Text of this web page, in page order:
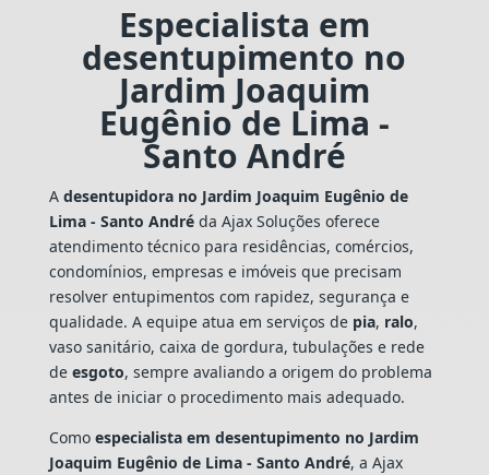
Especialista em
desentupimento no
Jardim Joaquim
Eugênio de Lima -
Santo André
A desentupidora no Jardim Joaquim Eugênio de
Lima - Santo Andréda Ajax Soluções oferece
atendimento técnico para residências, comércios,
condomínios, empresas e imóveis que precisam
resolver entupimentos com rapidez, segurança e
qualidade. A equipe atua em serviços de pia, ralo,
vaso sanitário, caixa de gordura, tubulações e rede
de esgoto, sempre avaliando a origem do problema
antes de iniciar o procedimento mais adequado.
Como especialista em desentupimento no Jardim
Joaquim Eugênio de Lima - Santo André, a Ajax